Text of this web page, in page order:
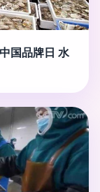
国品牌日 水